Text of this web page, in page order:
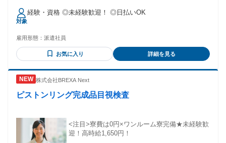
【交通費】 ※月3万円まで支給
対象
経験・資格 ◎未経験歓迎！ ◎日払いOK
雇用形態： 派遣社員
お気に入り 詳細を見る
株式会社BREXA Next
ピストンリング完成品目視検査
<注目>寮費は0円×ワンルーム寮完備★未経験歓
迎！高時給1,650円！